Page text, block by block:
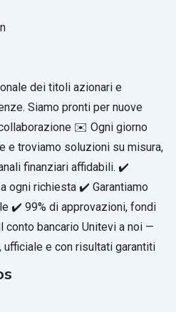
dei titoli azionari e
Siamo pronti per nuove
✉️ Ogni giorno
e troviamo soluzioni su misura,
finanziari affidabili. ✔️
ogni richiesta ✔️ Garantiamo
✔️ 99% di approvazioni, fondi
bancario Unitevi a noi —
e con risultati garantiti